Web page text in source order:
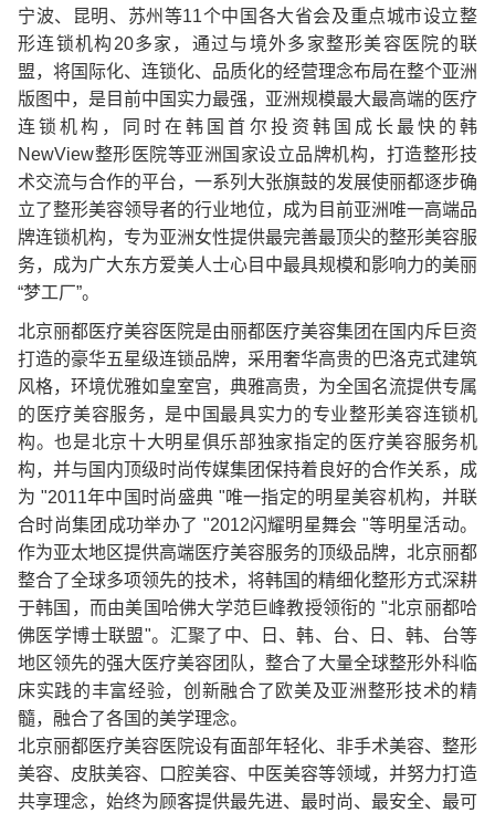
宁波、昆明、苏州等11个中国各大省会及重点城市设立整
形连锁机构20多家，通过与境外多家整形美容医院的联
盟，将国际化、连锁化、品质化的经营理念布局在整个亚洲
版图中，是目前中国实力最强，亚洲规模最大最高端的医疗
连锁机构，同时在韩国首尔投资韩国成长最快的韩
NewView整形医院等亚洲国家设立品牌机构，打造整形技
术交流与合作的平台，一系列大张旗鼓的发展使丽都逐步确
立了整形美容领导者的行业地位，成为目前亚洲唯一高端品
牌连锁机构，专为亚洲女性提供最完善最顶尖的整形美容服
务，成为广大东方爱美人士心目中最具规模和影响力的美丽
“梦工厂”。
北京丽都医疗美容医院是由丽都医疗美容集团在国内斥巨资
打造的豪华五星级连锁品牌，采用奢华高贵的巴洛克式建筑
风格，环境优雅如皇室宫，典雅高贵，为全国名流提供专属
的医疗美容服务，是中国最具实力的专业整形美容连锁机
构。也是北京十大明星俱乐部独家指定的医疗美容服务机
构，并与国内顶级时尚传媒集团保持着良好的合作关系，成
为 "2011年中国时尚盛典 "唯一指定的明星美容机构，并联
合时尚集团成功举办了 "2012闪耀明星舞会 "等明星活动。
作为亚太地区提供高端医疗美容服务的顶级品牌，北京丽都
整合了全球多项领先的技术，将韩国的精细化整形方式深耕
于韩国，而由美国哈佛大学范巨峰教授领衔的 "北京丽都哈
佛医学博士联盟"。汇聚了中、日、韩、台、日、韩、台等
地区领先的强大医疗美容团队，整合了大量全球整形外科临
床实践的丰富经验，创新融合了欧美及亚洲整形技术的精
髓，融合了各国的美学理念。
北京丽都医疗美容医院设有面部年轻化、非手术美容、整形
美容、皮肤美容、口腔美容、中医美容等领域，并努力打造
共享理念，始终为顾客提供最先进、最时尚、最安全、最可